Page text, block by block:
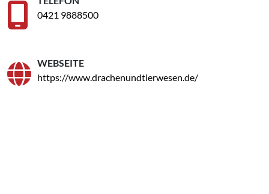
0421 9888500
WEBSEITE
https://www.drachenundtierwesen.de/